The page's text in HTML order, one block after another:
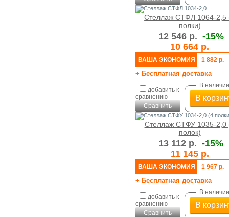
Стеллаж СТФЛ 1064-2,5
полки)
12 546 р. -15%
10 664 р.
ВАША ЭКОНОМИЯ 1 882 р.
+ Бесплатная доставка
добавить к
сравнению
Сравнить
В наличии
В
Стеллаж СТФУ 1035-2,0
полок)
13 112 р. -15%
11 145 р.
ВАША ЭКОНОМИЯ 1 967 р.
+ Бесплатная доставка
добавить к
сравнению
Сравнить
В наличии
В